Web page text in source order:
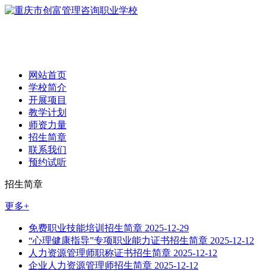
网站首页
学校简介
开展项目
教学计划
师资力量
招生简章
联系我们
预约试听
招生简章
更多+
免费职业技能培训招生简章 2025-12-29
“心理健康指导”专项职业能力证书招生简章 2025-12-12
人力资源管理师职称证书招生简章 2025-12-12
企业人力资源管理师招生简章 2025-12-12